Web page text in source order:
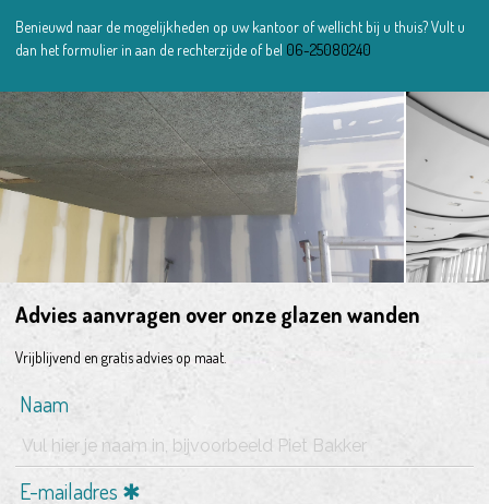
Benieuwd naar de mogelijkheden op uw kantoor of wellicht bij u thuis? Vult u
dan het formulier in aan de rechterzijde of bel 06-25080240
Advies aanvragen over onze glazen wanden
Vrijblijvend en gratis advies op maat.
Naam
E-mailadres